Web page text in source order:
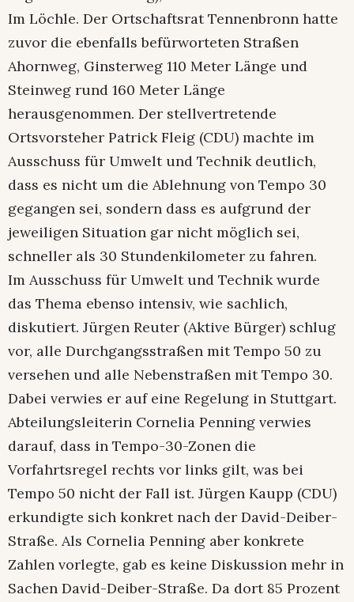
Im Löchle. Der Ortschaftsrat Tennenbronn hatte
zuvor die ebenfalls befürworteten Straßen
Ahornweg, Ginsterweg 110 Meter Länge und
Steinweg rund 160 Meter Länge
herausgenommen. Der stellvertretende
Ortsvorsteher Patrick Fleig (CDU) machte im
Ausschuss für Umwelt und Technik deutlich,
dass es nicht um die Ablehnung von Tempo 30
gegangen sei, sondern dass es aufgrund der
jeweiligen Situation gar nicht möglich sei,
schneller als 30 Stundenkilometer zu fahren.
Im Ausschuss für Umwelt und Technik wurde
das Thema ebenso intensiv, wie sachlich,
diskutiert. Jürgen Reuter (Aktive Bürger) schlug
vor, alle Durchgangsstraßen mit Tempo 50 zu
versehen und alle Nebenstraßen mit Tempo 30.
Dabei verwies er auf eine Regelung in Stuttgart.
Abteilungsleiterin Cornelia Penning verwies
darauf, dass in Tempo-30-Zonen die
Vorfahrtsregel rechts vor links gilt, was bei
Tempo 50 nicht der Fall ist. Jürgen Kaupp (CDU)
erkundigte sich konkret nach der David-Deiber-
Straße. Als Cornelia Penning aber konkrete
Zahlen vorlegte, gab es keine Diskussion mehr in
Sachen David-Deiber-Straße. Da dort 85 Prozent